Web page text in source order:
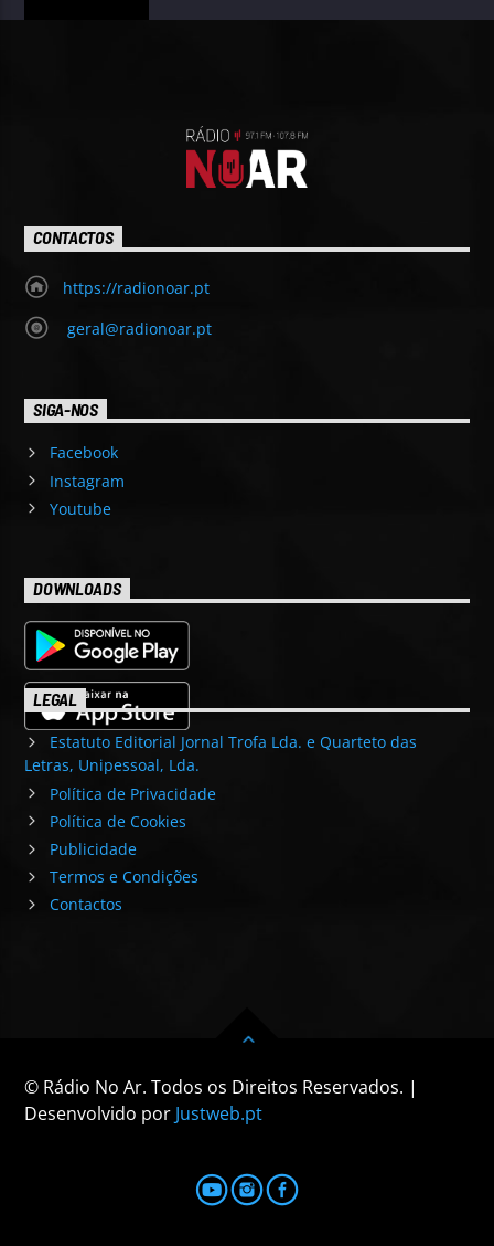
CONTACTOS
https://radionoar.pt
geral@radionoar.pt
SIGA-NOS
Facebook
Instagram
Youtube
DOWNLOADS
LEGAL
Estatuto Editorial Jornal Trofa Lda. e Quarteto das
Letras, Unipessoal, Lda.
Política de Privacidade
Política de Cookies
Publicidade
Termos e Condições
Contactos
© Rádio No Ar. Todos os Direitos Reservados. |
Desenvolvido por Justweb.pt